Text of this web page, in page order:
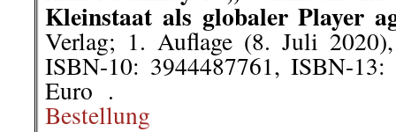
Kleinstaat als globaler Player
Verlag; 1. Auflage (8. Juli
ISBN-10: 3944487761, ISBN-13:
Euro .
Bestellung